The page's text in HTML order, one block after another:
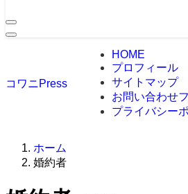
コワニPress
HOME
プロフィール
サイトマップ
お問い合わせ
プライバシー
ホーム
婚約者